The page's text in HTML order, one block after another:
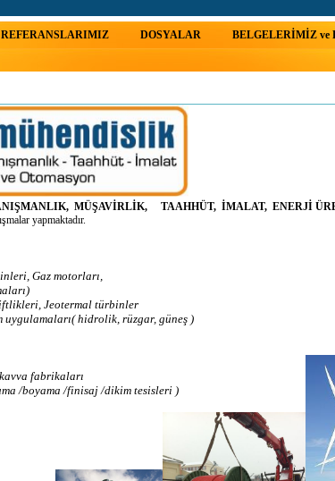
REFERANSLARIMIZ DOSYALAR BELGELERİMİZ
MÜŞAVİRLİK, TAAHHÜT, İMALAT, ENERJİ
yapmaktadır.
Gaz motorları,
Jeotermal türbinler
hidrolik, rüzgar, güneş )
fabrikaları
/boyama /finisaj /dikim tesisleri )